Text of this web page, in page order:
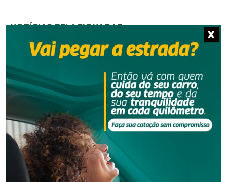
NOTÍCIAS RELACIONADAS
Segurança
Mulher contrata casal para faxina e percebe sumiço
de R$ 1 mil em Orleans
X